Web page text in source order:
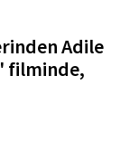
Adile
filminde,